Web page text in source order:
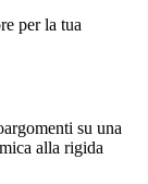
per la tua
su una
alla rigida